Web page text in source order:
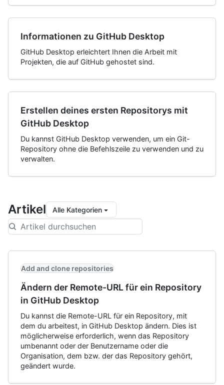
Informationen zu GitHub Desktop
GitHub Desktop erleichtert Ihnen die Arbeit mit
Projekten, die auf GitHub gehostet sind.
Erstellen deines ersten Repositorys mit
GitHub Desktop
Du kannst GitHub Desktop verwenden, um ein Git-
Repository ohne die Befehlszeile zu verwenden und zu
verwalten.
Artikel Alle Kategorien
Add and clone repositories
Ändern der Remote-URL für ein Repository
in GitHub Desktop
Du kannst die Remote-URL für ein Repository, mit
dem du arbeitest, in GitHub Desktop ändern. Dies ist
möglicherweise erforderlich, wenn das Repository
umbenannt oder der Benutzername oder die
Organisation, dem bzw. der das Repository gehört,
geändert wurde.